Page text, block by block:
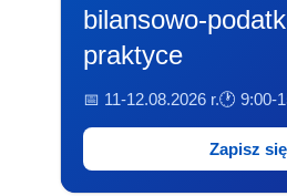
bilansowo-
praktyce
📅 11-12.08.2026 r.🕐 9:00-
Zapisz się